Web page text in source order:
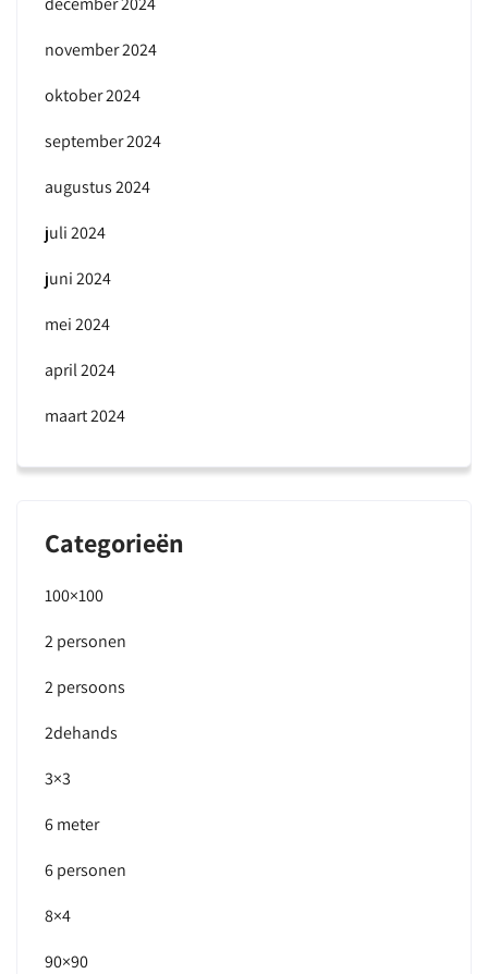
november 2024
oktober 2024
september 2024
augustus 2024
juli 2024
juni 2024
mei 2024
april 2024
maart 2024
Categorieën
100×100
2 personen
2 persoons
2dehands
3×3
6 meter
6 personen
8×4
90×90